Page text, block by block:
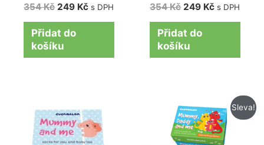
354Kč 249 Kč s DPH
Přidat do
košíku
354Kč 249 Kč s DPH
Přidat do
košíku
Sleva!
Původní
cena
byla:
424 Kč.
Aktuální
cena
je:
299 Kč.